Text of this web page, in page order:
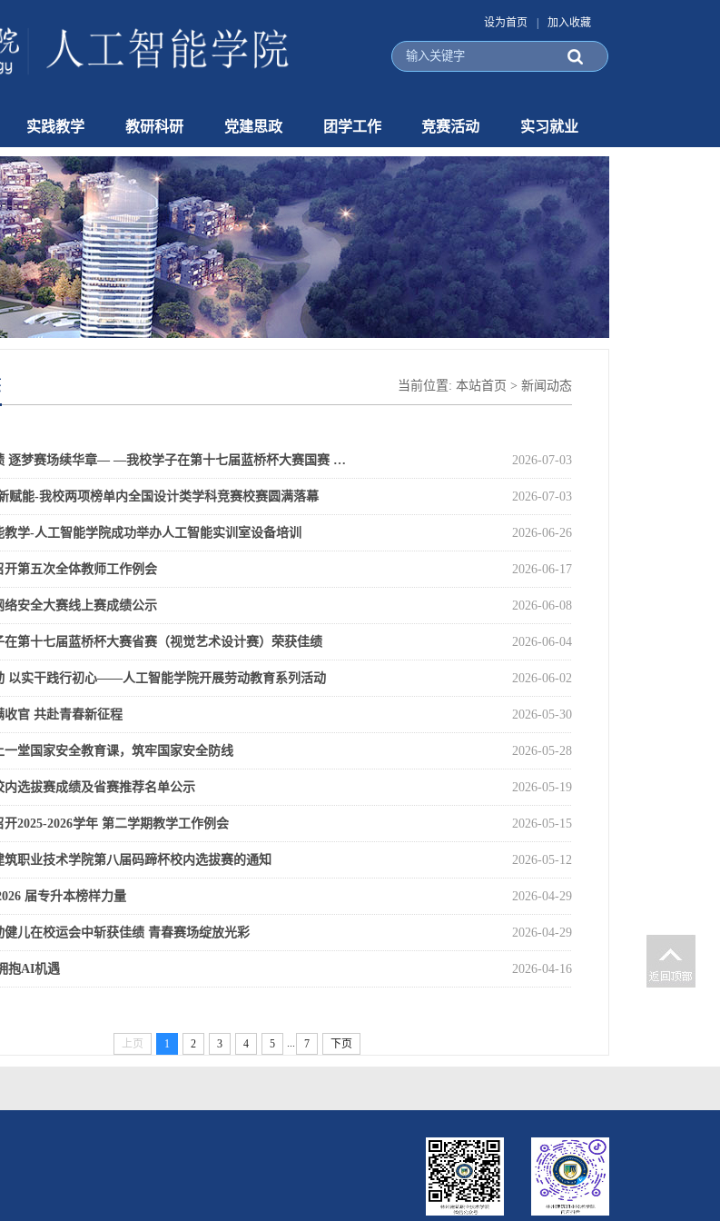
设为首页 加入收藏
实践教学 教研科研 党建思政 团学工作 竞赛活动 实习就业
当前位置: 本站首页 > 新闻动态
逐梦赛场续华章— —我校学子在第十七届蓝桥杯大赛国赛 … 2026-07-03
赋能-我校两项榜单内全国设计类学科竞赛校赛圆满落幕 2026-07-03
学-人工智能学院成功举办人工智能实训室设备培训 2026-06-26
开第五次全体教师工作例会 2026-06-17
络安全大赛线上赛成绩公示 2026-06-08
在第十七届蓝桥杯大赛省赛（视觉艺术设计赛）荣获佳绩 2026-06-04
以实干践行初心——人工智能学院开展劳动教育系列活动 2026-06-02
收官 共赴青春新征程 2026-05-30
一堂国家安全教育课，筑牢国家安全防线 2026-05-28
内选拔赛成绩及省赛推荐名单公示 2026-05-19
2025-2026学年 第二学期教学工作例会 2026-05-15
筑职业技术学院第八届码蹄杯校内选拔赛的通知 2026-05-12
届专升本榜样力量 2026-04-29
健儿在校运会中斩获佳绩 青春赛场绽放光彩 2026-04-29
抱AI机遇 2026-04-16
上页 1 2 3 4 5 7 下页